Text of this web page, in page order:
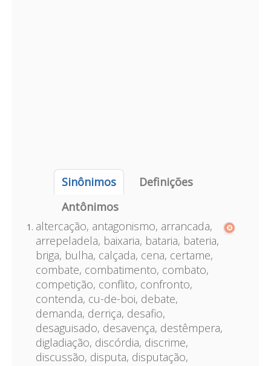
Sinônimos
Definições
Antônimos
altercação, antagonismo, arrancada,
arrepeladela, baixaria, bataria, bateria,
briga, bulha, calçada, cena, certame,
combate, combatimento, combato,
competição, conflito, confronto,
contenda, cu-de-boi, debate,
demanda, derriça, desafio,
desaguisado, desavença, destêmpera,
digladiação, discórdia, discrime,
discussão, disputa, disputação,